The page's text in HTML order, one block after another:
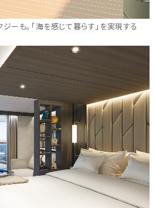
ーも。「海を感じて暮らす」を実現する